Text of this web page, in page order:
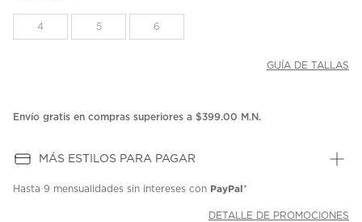
4 5 6
GUÍA DE TALLAS
Envío gratis en compras superiores a $399.00 M.N.
MÁS ESTILOS PARA PAGAR
Hasta 9 mensualidades sin intereses con PayPal*
DETALLE DE PROMOCIONES